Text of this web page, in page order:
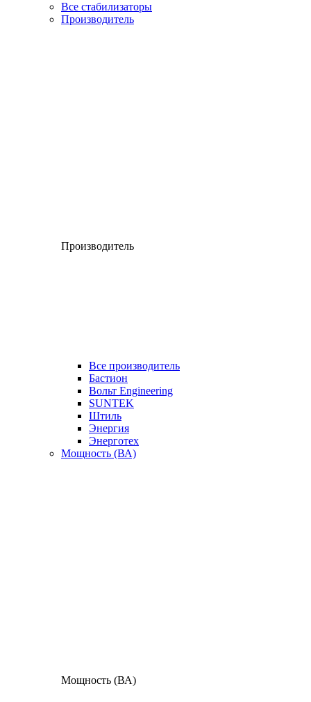
Все стабилизаторы
Производитель
Производитель
Все производитель
Бастион
Вольт Engineering
SUNTEK
Штиль
Энергия
Энерготех
Мощность (ВА)
Мощность (ВА)